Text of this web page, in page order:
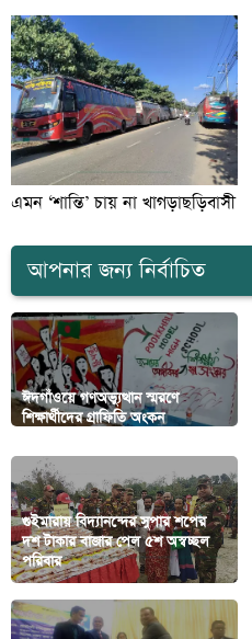
এমন ‘শান্তি’ চায় না খাগড়াছড়িবাসী
আপনার জন্য নির্বাচিত
ঈদগাঁওয়ে গণঅভ্যুত্থান স্মরণে
শিক্ষার্থীদের গ্রাফিতি অংকন
গুইমারায় বিদ্যানন্দের সুপার শপের
দশ টাকার বাজার পেল ৫শ অস্বচ্ছল
পরিবার